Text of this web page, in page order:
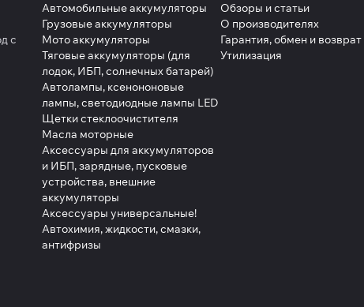
с
Автомобильные аккумуляторы
Грузовые аккумуляторы
Мото аккумуляторы
Тяговые аккумуляторы (для
лодок, ИБП, солнечных батарей)
Автолампы, ксенононовые
лампы, светодиодные лампы LED
Щетки стеклоочистителя
Масла моторные
Аксессуары для аккумуляторов
и ИБП, зарядные, пусковые
устройства, внешние
аккумуляторы
Аксессуары универсальные!
Автохимия, жидкости, смазки,
антифризы
Обзоры и статьи
О производителях
Гарантия, обмен и возврат
Утилизация